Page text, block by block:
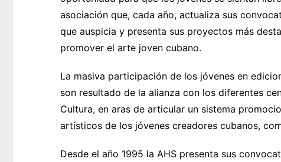
asociación que, cada año, actualiza sus
que auspicia y presenta sus proyectos más
promover el arte joven cubano.
La masiva participación de los jóvenes en
son resultado de la alianza con los diferentes
Cultura, en aras de articular un sistema
artísticos de los jóvenes creadores cubanos,
Desde el año 1995 la AHS presenta sus